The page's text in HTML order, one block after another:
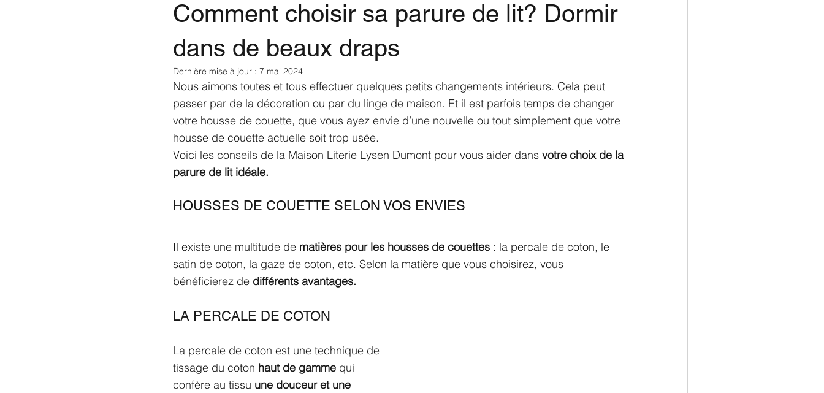
Comment choisir sa parure de lit? Dormir
dans de beaux draps
Dernière mise à jour : 7 mai 2024
Nous aimons toutes et tous effectuer quelques petits changements intérieurs. Cela peut
passer par de la décoration ou par du linge de maison. Et il est parfois temps de changer
votre housse de couette, que vous ayez envie d’une nouvelle ou tout simplement que votre
housse de couette actuelle soit trop usée.
Voici les conseils de la Maison Literie Lysen Dumont pour vous aider dans votre choix de la
parure de lit idéale.
HOUSSES DE COUETTE SELON VOS ENVIES
Il existe une multitude de matières pour les housses de couettes : la percale de coton, le
satin de coton, la gaze de coton, etc. Selon la matière que vous choisirez, vous
bénéficierez de différents avantages.
LA PERCALE DE COTON
La percale de coton est une technique de
tissage du coton haut de gamme qui
confère au tissu une douceur et une